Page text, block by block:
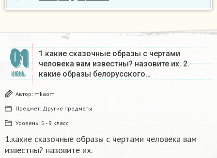
01
ИЮНЬ
1.какие сказочные образы с чертами
человека вам известны? назовите их. 2.
какие образы белорусского…
Автор: mkaom
Предмет: Другие предметы
Уровень: 5 - 9 класс
1.какие сказочные образы с чертами человека вам
известны? назовите их.